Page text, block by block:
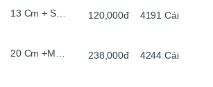
13 Cm + Sơn Trắng , Đèn Le 120,000đ 4191 Cái
20 Cm +Màu Cổ, Bằng, , Đèn Le 238,000đ 4244 Cái